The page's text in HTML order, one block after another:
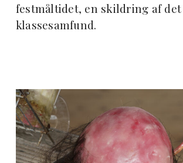
festmåltidet, en skildring af
klassesamfund.